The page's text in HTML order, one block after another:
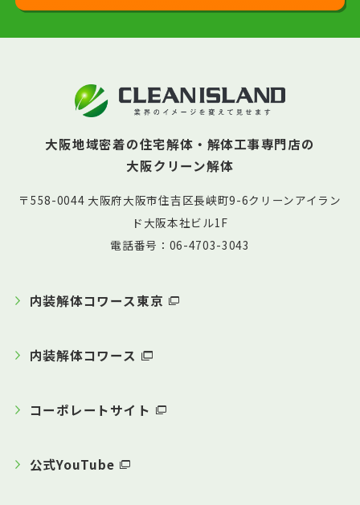
大阪地域密着の住宅解体・解体工事専門店の
大阪クリーン解体
〒558-0044 大阪府大阪市住吉区長峡町9-6クリーンアイラン
ド大阪本社ビル1F
電話番号：06-4703-3043
内装解体コワース東京
内装解体コワース
コーポレートサイト
公式YouTube